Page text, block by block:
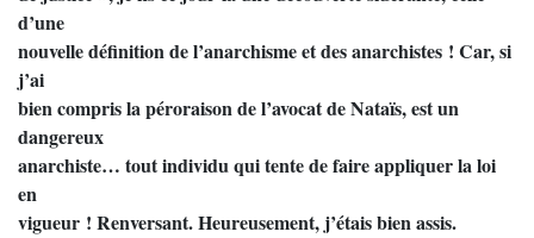
d’une
nouvelle définition de l’anarchisme et des anarchistes ! Car, si
j’ai
bien compris la péroraison de l’avocat de Nataïs, est un
dangereux
anarchiste… tout individu qui tente de faire appliquer la loi
en
vigueur ! Renversant. Heureusement, j’étais bien assis.